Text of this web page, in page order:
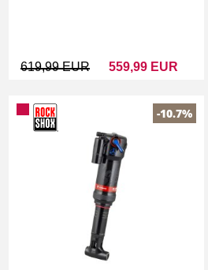
619,99 EUR 559,99 EUR
-10.7%